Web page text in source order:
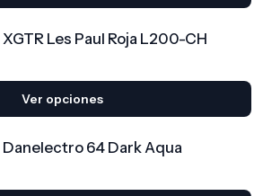
Les Paul Roja L200-CH
Ver opciones
64 Dark Aqua